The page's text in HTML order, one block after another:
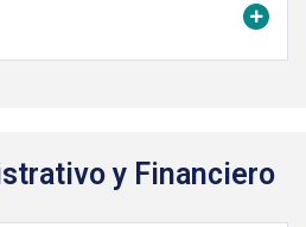
y Financiero